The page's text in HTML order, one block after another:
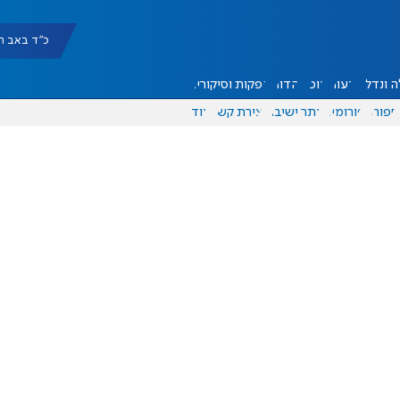
כ"ד באב תשפ"ו
ונדל"ן דעות אוכל יהדות הפקות וסיקורים
ספורט פורומים אתר ישיבה יצירת קשר עוד